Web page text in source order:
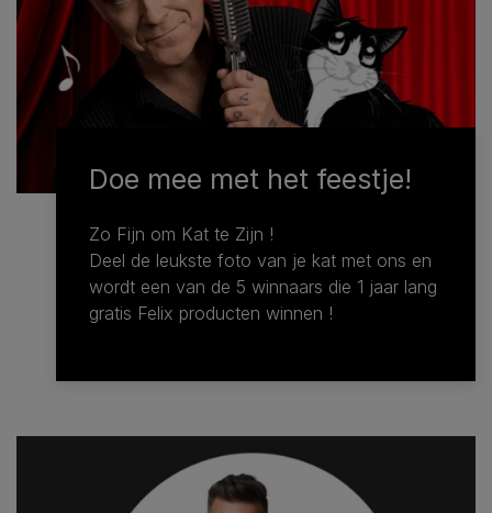
Doe mee met het feestje!
Zo Fijn om Kat te Zijn !
Deel de leukste foto van je kat met ons en
wordt een van de 5 winnaars die 1 jaar lang
gratis Felix producten winnen !